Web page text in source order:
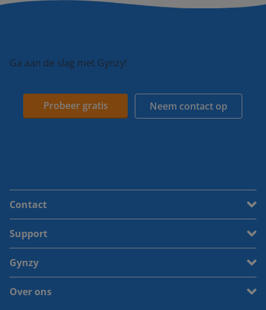
Ga aan de slag met Gynzy!
Probeer gratis Neem contact op
Contact
Support
Gynzy
Over ons